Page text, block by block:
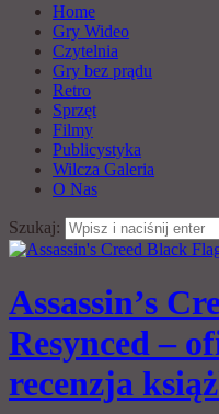
Home
Gry Wideo
Czytelnia
Gry bez prądu
Retro
Sprzęt
Filmy
Publicystyka
Wilcza Galeria
O Nas
Szukaj:
Assassin’s
Resynced –
recenzja